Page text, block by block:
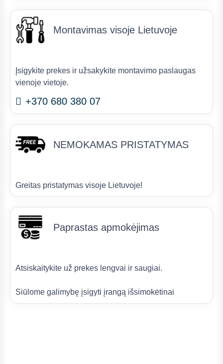
Montavimas visoje Lietuvoje
Įsigykite prekes ir užsakykite montavimo paslaugas
vienoje vietoje.
+370 680 380 07
NEMOKAMAS PRISTATYMAS
Greitas pristatymas visoje Lietuvoje!
Paprastas apmokėjimas
Atsiskaitykite už prekes lengvai ir saugiai.
Siūlome galimybę įsigyti įrangą išsimokėtinai